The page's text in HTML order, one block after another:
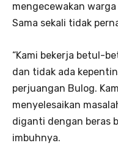
mengecewakan warga
Sama sekali tidak
“Kami bekerja betul-
dan tidak ada
perjuangan Bulog.
menyelesaikan
diganti dengan beras
imbuhnya.